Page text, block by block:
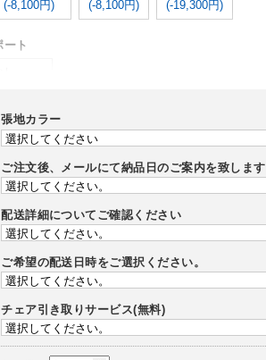
(-8,100円)
(-8,100円)
(-19,300円)
ート
ブラック
ャスター
ポリウレタン巻きキャスター
張地カラー
ご注文後、メールにて納品日のご案内を致します
配送詳細についてご確認ください
ご希望の配送日時をご選択ください。
チェア引き取りサービス(無料)